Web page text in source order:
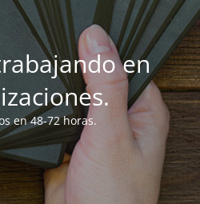
en
en 48-72 horas.